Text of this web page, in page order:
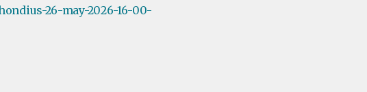
26-may-2026-16-00-